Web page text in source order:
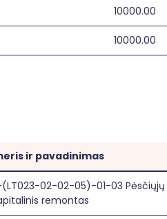
10000.00
10000.00
ir pavadinimas
02-02-05)-01-03
remontas